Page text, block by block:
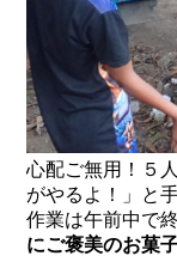
心配ご無用！５
がやるよ！」と
作業は午前中で
にご褒美のお菓